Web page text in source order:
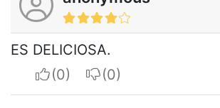
ES DELICIOSA.
I apreciateI do not appreciate